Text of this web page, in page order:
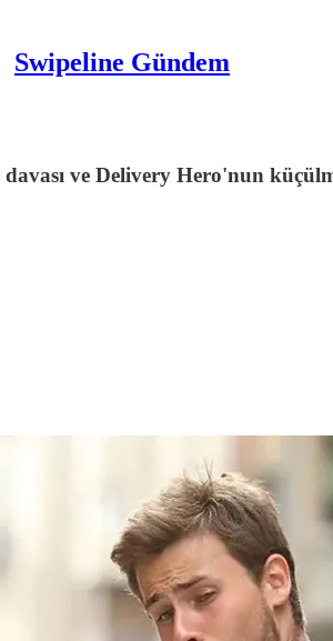
Swipeline Gündem
ve Delivery Hero'nun